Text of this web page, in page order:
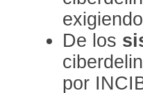
De los
por